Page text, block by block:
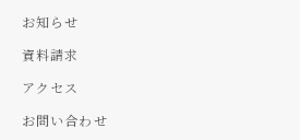
お知らせ
資料請求
アクセス
お問い合わせ